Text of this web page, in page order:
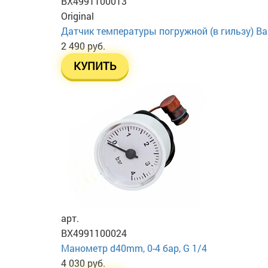
Original
Датчик температуры погружной (в гильзу)
2 490 руб.
КУПИТЬ
арт.
BX4991100024
Манометр d40mm, 0-4 бар, G 1/4
4 030 руб.